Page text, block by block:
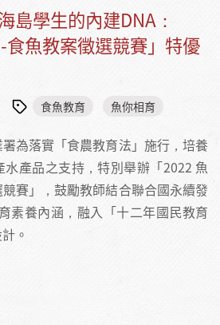
島學生的內建DNA：
-食魚教案徵選競賽」特優
食魚教育 魚你相育
為落實「食農教育法」施行，培養
產品之支持，特別舉辦「2022 魚
賽」，鼓勵教師結合聯合國永續發
素養內涵，融入「十二年國民教育
。
你相育-食魚教案徵選競賽」特優教案